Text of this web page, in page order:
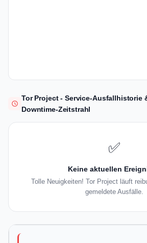
Tor Project - Service-Ausfallhistorie
Downtime-Zeitstrahl
✅
Keine aktuellen
Tolle Neuigkeiten! Tor Project läuft
gemeldete Ausfälle.